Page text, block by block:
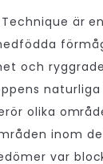
Technique är
och
olika
inom
var